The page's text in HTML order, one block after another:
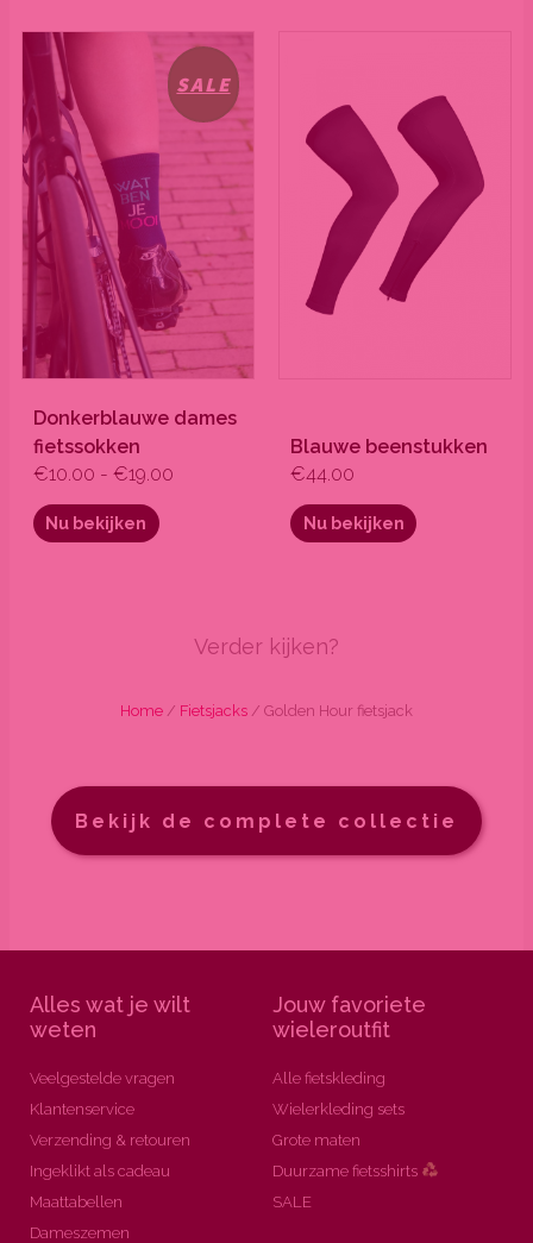
SALE
Donkerblauwe dames
fietssokken
€10.00 - €19.00
Prijsklasse:
€10.00
tot
€19.00
Nu bekijken
product
heeft
meerdere
variaties.
Deze
optie
kan
gekozen
worden
productpagina
Blauwe beenstukken
€44.00
Nu bekijken
meerdere
variaties.
Deze
gekozen
worden
op
Verder kijken?
Home / Fietsjacks / Golden Hour fietsjack
Bekijk de complete collectie
Alles wat je wilt
weten
Veelgestelde vragen
Klantenservice
Verzending & retouren
Ingeklikt als cadeau
Maattabellen
Dameszemen
Jouw favoriete
wieleroutfit
Alle fietskleding
Wielerkleding sets
Grote maten
Duurzame fietsshirts
SALE